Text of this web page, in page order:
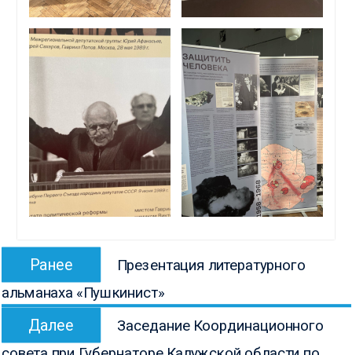
Навигация
записям
Ранее
запись:
Презентация литературного
альманаха «Пушкинист»
Далее
запись:
Заседание Координационного